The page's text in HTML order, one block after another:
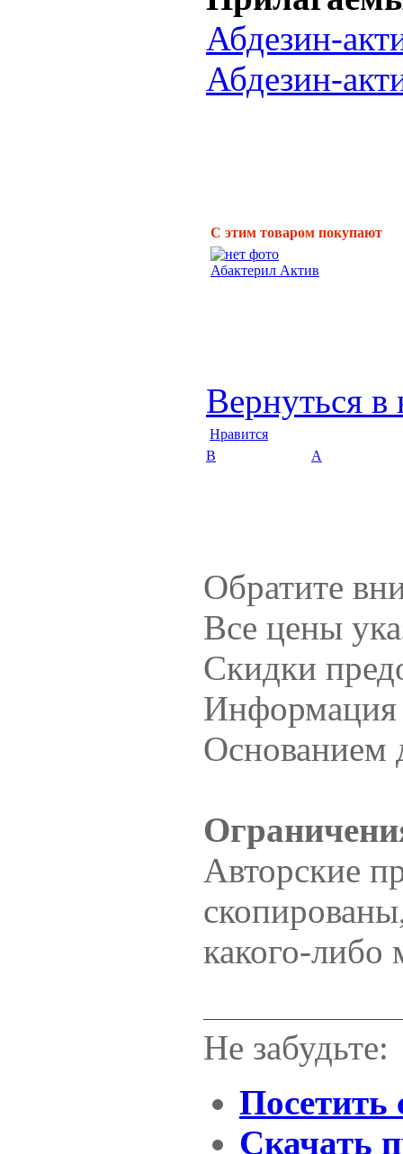
Абдезин-
Абдезин-
С этим товаром покупают
Абактерил Актив
Вернуться в
Нравится
B
А
Обратите
Все цены
Скидки
Информация
Основанием
Авторские
какого-либо
Не забудьте:
Посетить
Скачать